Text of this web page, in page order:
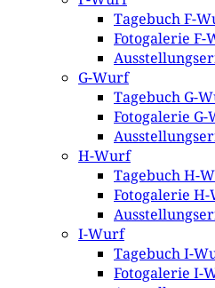
Tagebuch F-
Fotogalerie F-
G-Wurf
Tagebuch G-
Fotogalerie
H-Wurf
Tagebuch H-
Fotogalerie
I-Wurf
Tagebuch I-
Fotogalerie I-